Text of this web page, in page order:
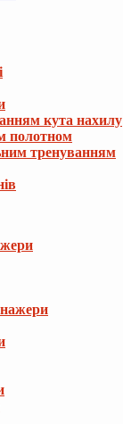
кута нахилу
полотном
тренуванням